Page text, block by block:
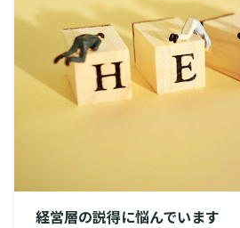
経営層の説得に悩んでいます